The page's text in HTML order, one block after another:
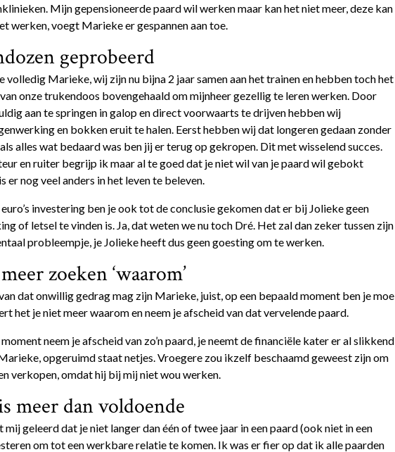
Mijn gepensioneerde paard wil werken maar kan het niet meer, deze kan
werken, voegt Marieke er gespannen aan toe.
geprobeerd
volledig Marieke, wij zijn nu bijna 2 jaar samen aan het trainen en hebben toch het
onze trukendoos bovengehaald om mijnheer gezellig te leren werken. Door
aan te springen in galop en direct voorwaarts te drijven hebben wij
en bokken eruit te halen. Eerst hebben wij dat longeren gedaan zonder
alles wat bedaard was ben jij er terug op gekropen. Dit met wisselend succes.
en ruiter begrijp ik maar al te goed dat je niet wil van je paard wil gebokt
er nog veel anders in het leven te beleven.
investering ben je ook tot de conclusie gekomen dat er bij Jolieke geen
of letsel te vinden is. Ja, dat weten we nu toch Dré. Het zal dan zeker tussen zijn
probleempje, je Jolieke heeft dus geen goesting om te werken.
zoeken ‘waarom’
dat onwillig gedrag mag zijn Marieke, juist, op een bepaald moment ben je moe
het je niet meer waarom en neem je afscheid van dat vervelende paard.
neem je afscheid van zo’n paard, je neemt de financiële kater er al slikkend
opgeruimd staat netjes. Vroegere zou ikzelf beschaamd geweest zijn om
verkopen, omdat hij bij mij niet wou werken.
meer dan voldoende
geleerd dat je niet langer dan één of twee jaar in een paard (ook niet in een
om tot een werkbare relatie te komen. Ik was er fier op dat ik alle paarden